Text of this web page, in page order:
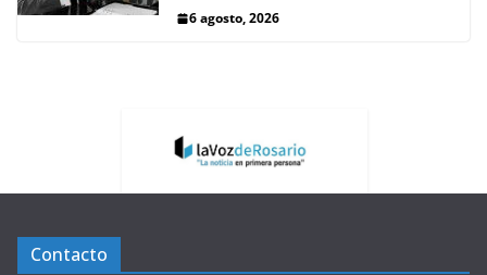
6 agosto, 2026
Contacto